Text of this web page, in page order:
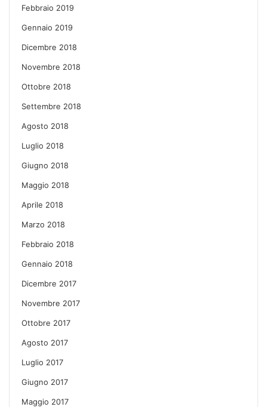
Febbraio 2019
Gennaio 2019
Dicembre 2018
Novembre 2018
Ottobre 2018
Settembre 2018
Agosto 2018
Luglio 2018
Giugno 2018
Maggio 2018
Aprile 2018
Marzo 2018
Febbraio 2018
Gennaio 2018
Dicembre 2017
Novembre 2017
Ottobre 2017
Agosto 2017
Luglio 2017
Giugno 2017
Maggio 2017